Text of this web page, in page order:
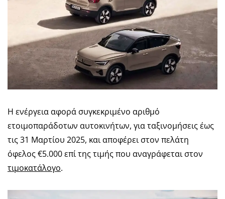
Η ενέργεια αφορά συγκεκριμένο αριθμό
ετοιμοπαράδοτων αυτοκινήτων, για ταξινομήσεις έως
τις 31 Μαρτίου 2025, και αποφέρει στον πελάτη
όφελος €5.000 επί της τιμής που αναγράφεται στον
τιμοκατάλογο.